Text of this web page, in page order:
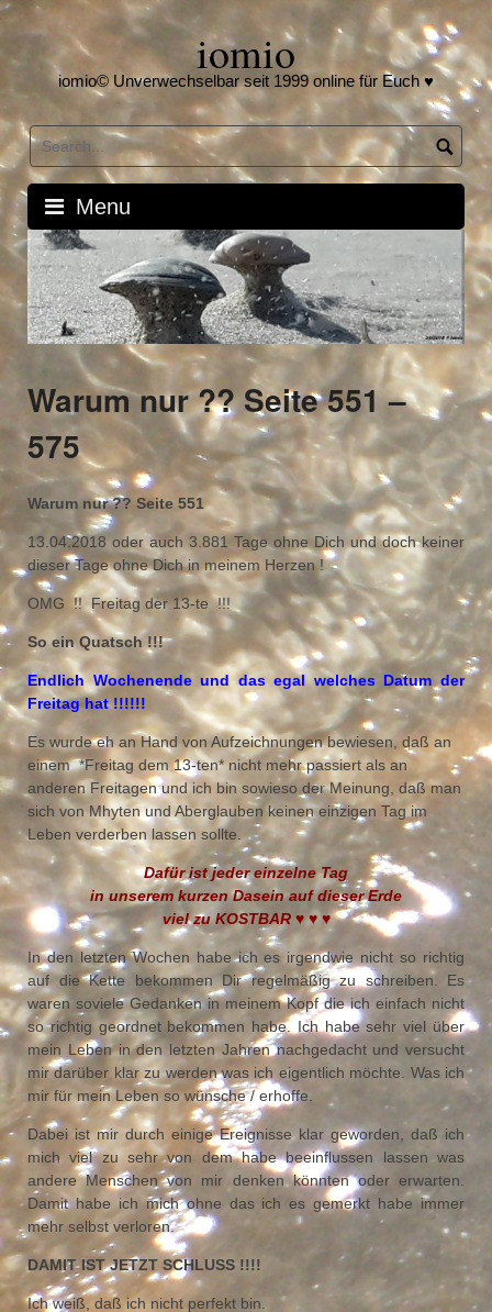
Skip
content
iomio
iomio© Unverwechselbar seit 1999 online für Euch ♥
Menu
Warum nur ?? Seite 551 –
575
Warum nur ?? Seite 551
13.04.2018 oder auch 3.881 Tage ohne Dich und doch keiner
dieser Tage ohne Dich in meinem Herzen !
OMG !! Freitag der 13-te !!!
So ein Quatsch !!!
Endlich Wochenende und das egal welches Datum der
Freitag hat !!!!!!
Es wurde eh an Hand von Aufzeichnungen bewiesen, daß an
einem *Freitag dem 13-ten* nicht mehr passiert als an
anderen Freitagen und ich bin sowieso der Meinung, daß man
sich von Mhyten und Aberglauben keinen einzigen Tag im
Leben verderben lassen sollte.
Dafür ist jeder einzelne Tag
in unserem kurzen Dasein auf dieser Erde
viel zu KOSTBAR ♥ ♥ ♥
In den letzten Wochen habe ich es irgendwie nicht so richtig
auf die Kette bekommen Dir regelmäßig zu schreiben. Es
waren soviele Gedanken in meinem Kopf die ich einfach nicht
so richtig geordnet bekommen habe. Ich habe sehr viel über
mein Leben in den letzten Jahren nachgedacht und versucht
mir darüber klar zu werden was ich eigentlich möchte. Was ich
mir für mein Leben so wünsche / erhoffe.
Dabei ist mir durch einige Ereignisse klar geworden, daß ich
mich viel zu sehr von dem habe beeinflussen lassen was
andere Menschen von mir denken könnten oder erwarten.
Damit habe ich mich ohne das ich es gemerkt habe immer
mehr selbst verloren.
DAMIT IST JETZT SCHLUSS !!!!
Ich weiß, daß ich nicht perfekt bin.